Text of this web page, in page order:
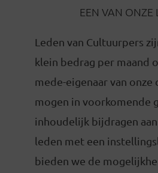
EEN VAN ONZE
Leden van Cultuurpers
klein bedrag per maand
mede-eigenaar van onze
mogen in voorkomende
inhoudelijk bijdragen
leden met een
bieden we de